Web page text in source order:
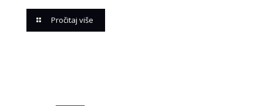
Pročitaj više